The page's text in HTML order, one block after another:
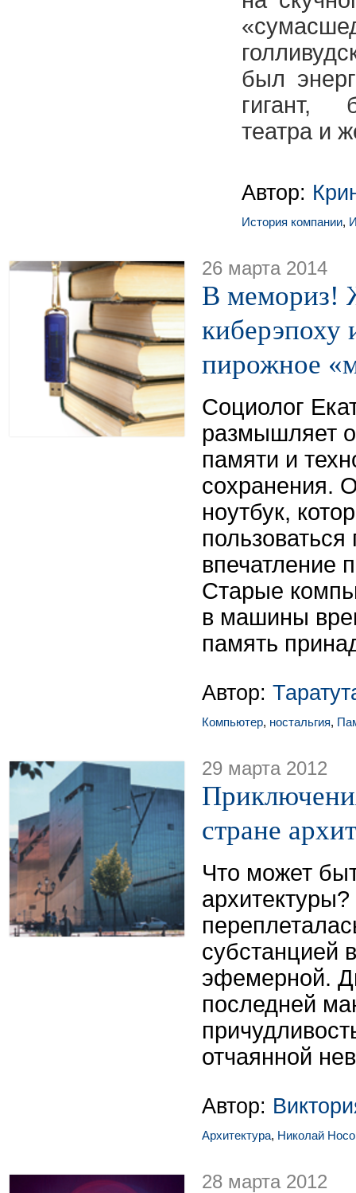
был
гигант,
театра и
Автор:
История компании,
26 марта 2014
В мемориз!
киберэпоху
пирожное
Социолог
размышляет
памяти и
сохранения.
ноутбук,
впечатление
Старые
в машины
память
Автор:
Компьютер, ностальгия,
29 марта 2012
стране
Что может
субстанцией
эфемерной.
последней
отчаянной
Автор:
Архитектура, Николай
28 марта 2012